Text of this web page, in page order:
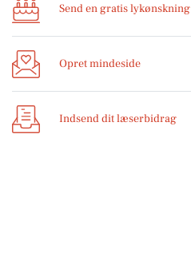
Send en gratis lykønskning
Opret mindeside
Indsend dit læserbidrag